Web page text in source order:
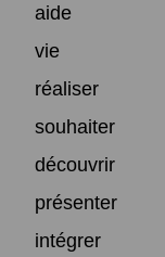
aide
vie
réaliser
souhaiter
découvrir
présenter
intégrer